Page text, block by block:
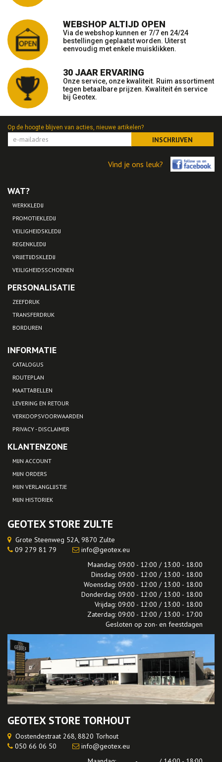
WEBSHOP ALTIJD OPEN
Via de webshop kunnen er 7/7 en 24/24
bestellingen geplaatst worden. Uiterst
eenvoudig met enkele muisklikken.
30 JAAR ERVARING
Onze service, onze kwaliteit. Ruim assortiment
tegen betaalbare prijzen. Kwaliteit én service
bij Geotex.
Op de hoogte blijven van acties, nieuwe artikelen?
INSCHRIJVEN
Vind je ons leuk?
WAT?
WERKKLEDIJ
PROMOTIEKLEDIJ
VEILIGHEIDSKLEDIJ
REGENKLEDIJ
VRIJETIJDSKLEDIJ
VEILIGHEIDSSCHOENEN
PERSONALISATIE
ZEEFDRUK
TRANSFERDRUK
BORDUREN
INFORMATIE
CATALOGUS
ROUTEPLAN
MAATTABELLEN
LEVERING EN RETOUR
VERKOOPSVOORWAARDEN
PRIVACY - DISCLAIMER
KLANTENZONE
MIJN ACCOUNT
MIJN ORDERS
MIJN VERLANGLIJSTJE
MIJN HISTORIEK
GEOTEX STORE ZULTE
Grote Steenweg 52A, 9870 Zulte
09 279 81 79
info@geotex.eu
Maandag: 09:00 - 12:00 / 13:00 - 18:00
Dinsdag: 09:00 - 12:00 / 13:00 - 18:00
Woensdag: 09:00 - 12:00 / 13:00 - 18:00
Donderdag: 09:00 - 12:00 / 13:00 - 18:00
Vrijdag: 09:00 - 12:00 / 13:00 - 18:00
Zaterdag: 09:00 - 12:00 / 13:00 - 17:00
Gesloten op zon- en feestdagen
GEOTEX STORE TORHOUT
Oostendestraat 268, 8820 Torhout
050 66 06 50
info@geotex.eu